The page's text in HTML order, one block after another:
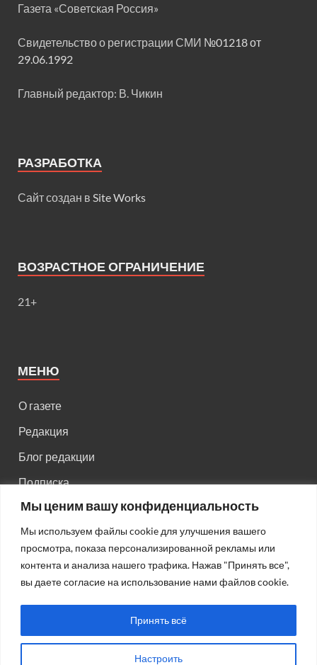
Мы ценим вашу конфиденциальность
Мы используем файлы cookie для улучшения вашего
просмотра, показа персонализированной рекламы или
контента и анализа нашего трафика. Нажав "Принять все",
вы даете согласие на использование нами файлов cookie.
Настроить
Принять всё
Газета «Советская Россия»
Свидетельство о регистрации СМИ №01218 от
29.06.1992
Главный редактор: В. Чикин
РАЗРАБОТКА
Сайт создан в Site Works
ВОЗРАСТНОЕ ОГРАНИЧЕНИЕ
21+
МЕНЮ
О газете
Редакция
Блог редакции
Подписка
Правила поведения на сайте
Реклама
Старый сайт
Старый HTML сайт